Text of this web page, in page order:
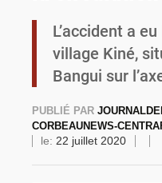
L’accident a
village Kiné,
Bangui sur
PUBLIÉ PAR
CORBEAUNEWS-
le: 22 juillet 2020